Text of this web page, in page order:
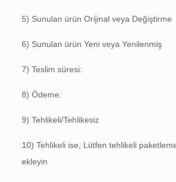
5) Sunulan ürün Orijinal veya Değiştirme
6) Sunulan ürün Yeni veya Yenilenmiş
7) Teslim süresi:
8) Ödeme:
9) Tehlikeli/Tehlikesiz
10) Tehlikeli ise, Lütfen tehlikeli
ekleyin